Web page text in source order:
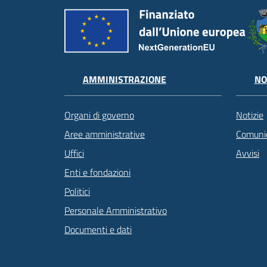
AMMINISTRAZIONE
Organi di governo
Aree amministrative
Uffici
Enti e fondazioni
Politici
Personale Amministrativo
Documenti e dati
Notizie
Avvisi